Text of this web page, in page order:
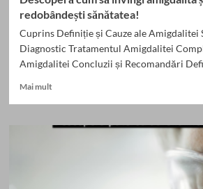
redobândești sănătatea!
Cuprins Definiție și Cauze ale Amigdalitei
Diagnostic Tratamentul Amigdalitei
Amigdalitei Concluzii și Recomandări
Mai multRead
Descoperă